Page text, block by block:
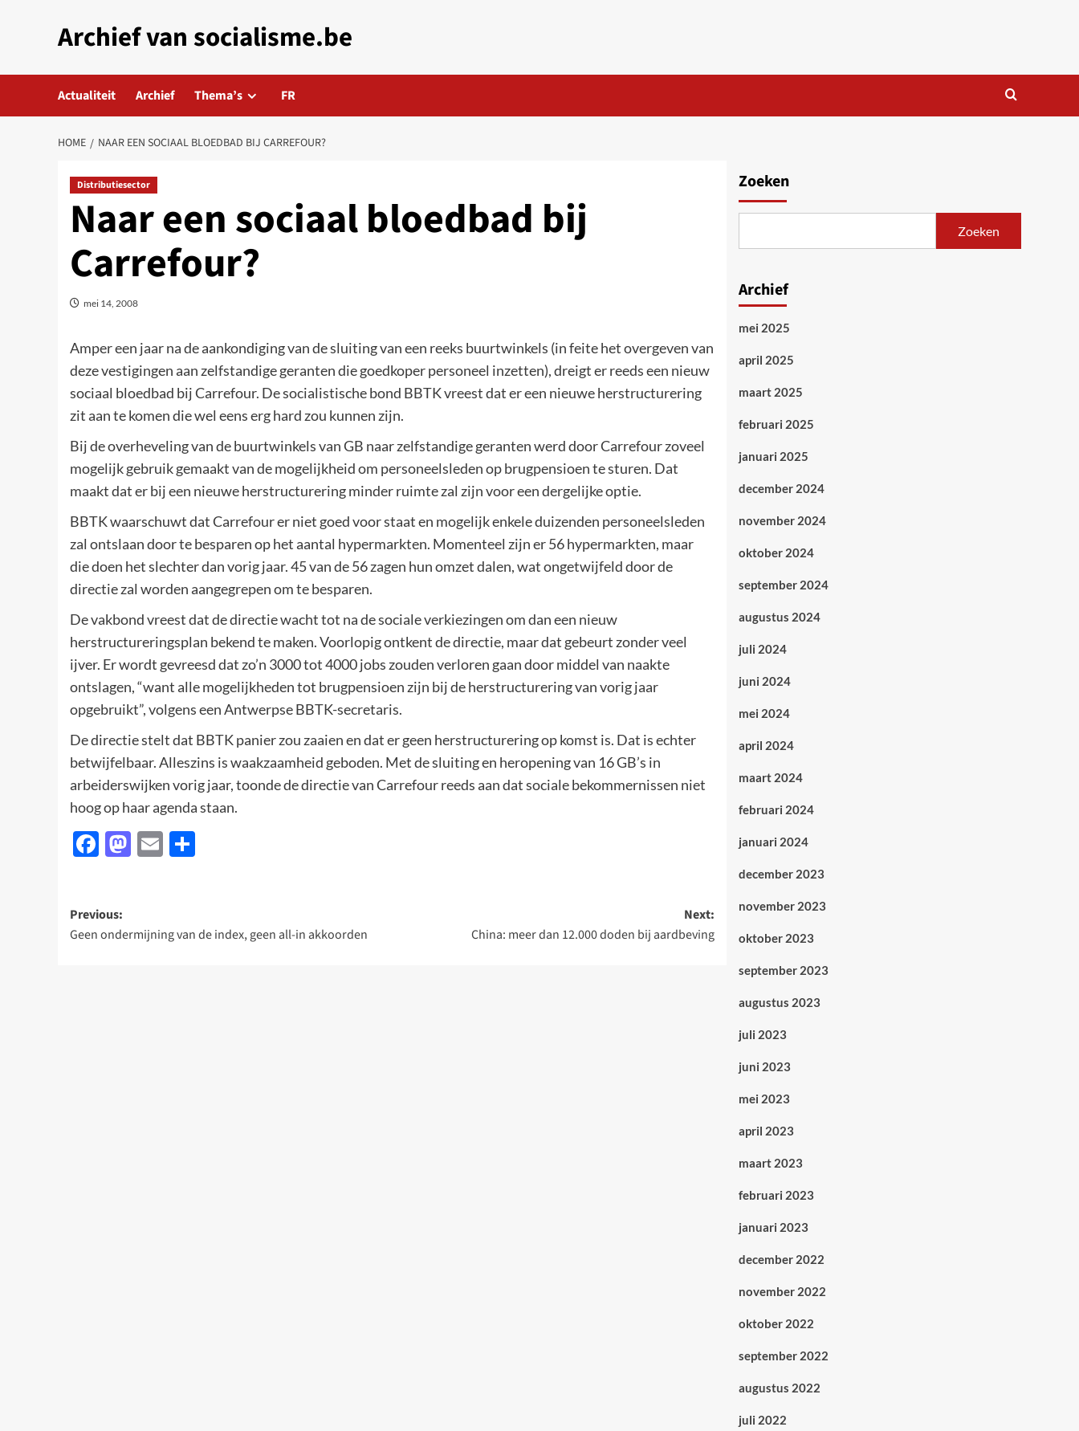
Archief van socialisme.be
Actualiteit Archief Thema’s FR
HOME NAAR EEN SOCIAAL BLOEDBAD BIJ CARREFOUR?
Distributiesector
Naar een sociaal bloedbad bij
Carrefour?
mei 14, 2008
Amper een jaar na de aankondiging van de sluiting van een reeks buurtwinkels (in feite het overgeven van
deze vestigingen aan zelfstandige geranten die goedkoper personeel inzetten), dreigt er reeds een nieuw
sociaal bloedbad bij Carrefour. De socialistische bond BBTK vreest dat er een nieuwe herstructurering
zit aan te komen die wel eens erg hard zou kunnen zijn.
Bij de overheveling van de buurtwinkels van GB naar zelfstandige geranten werd door Carrefour zoveel
mogelijk gebruik gemaakt van de mogelijkheid om personeelsleden op brugpensioen te sturen. Dat
maakt dat er bij een nieuwe herstructurering minder ruimte zal zijn voor een dergelijke optie.
BBTK waarschuwt dat Carrefour er niet goed voor staat en mogelijk enkele duizenden personeelsleden
zal ontslaan door te besparen op het aantal hypermarkten. Momenteel zijn er 56 hypermarkten, maar
die doen het slechter dan vorig jaar. 45 van de 56 zagen hun omzet dalen, wat ongetwijfeld door de
directie zal worden aangegrepen om te besparen.
De vakbond vreest dat de directie wacht tot na de sociale verkiezingen om dan een nieuw
herstructureringsplan bekend te maken. Voorlopig ontkent de directie, maar dat gebeurt zonder veel
ijver. Er wordt gevreesd dat zo’n 3000 tot 4000 jobs zouden verloren gaan door middel van naakte
ontslagen, “want alle mogelijkheden tot brugpensioen zijn bij de herstructurering van vorig jaar
opgebruikt”, volgens een Antwerpse BBTK-secretaris.
De directie stelt dat BBTK panier zou zaaien en dat er geen herstructurering op komst is. Dat is echter
betwijfelbaar. Alleszins is waakzaamheid geboden. Met de sluiting en heropening van 16 GB’s in
arbeiderswijken vorig jaar, toonde de directie van Carrefour reeds aan dat sociale bekommernissen niet
hoog op haar agenda staan.
Facebook
Mastodon
Email
Post
navigation
Previous:
Geen ondermijning van de index, geen all-in akkoorden
Next:
China: meer dan 12.000 doden bij aardbeving
Zoeken
Zoeken
Archief
mei 2025
april 2025
maart 2025
februari 2025
januari 2025
december 2024
november 2024
oktober 2024
september 2024
augustus 2024
juli 2024
juni 2024
mei 2024
april 2024
maart 2024
februari 2024
januari 2024
december 2023
november 2023
oktober 2023
september 2023
augustus 2023
juli 2023
juni 2023
mei 2023
april 2023
maart 2023
februari 2023
januari 2023
december 2022
november 2022
oktober 2022
september 2022
augustus 2022
juli 2022